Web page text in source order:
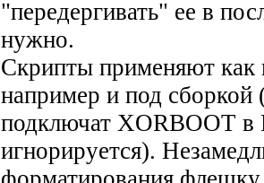
"передергивать" ее в
нужно.
Скрипты применяют как
например и под
подключат XORBOOT в
игнорируется).